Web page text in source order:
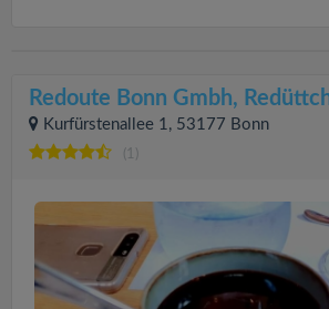
Redoute Bonn Gmbh,
Kurfürstenallee 1, 53177 Bonn